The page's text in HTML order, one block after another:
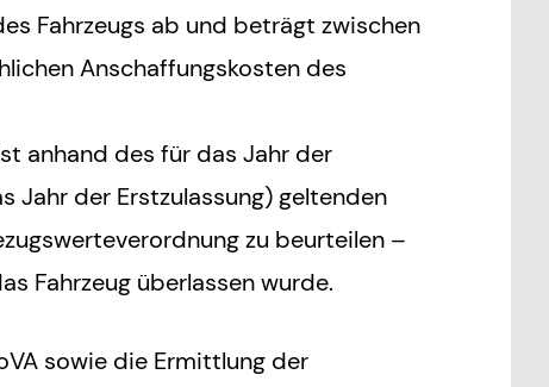
Fahrzeugs ab und beträgt zwischen
Anschaffungskosten des
anhand des für das Jahr der
Jahr der Erstzulassung) geltenden
zu beurteilen –
Fahrzeug überlassen wurde.
sowie die Ermittlung der